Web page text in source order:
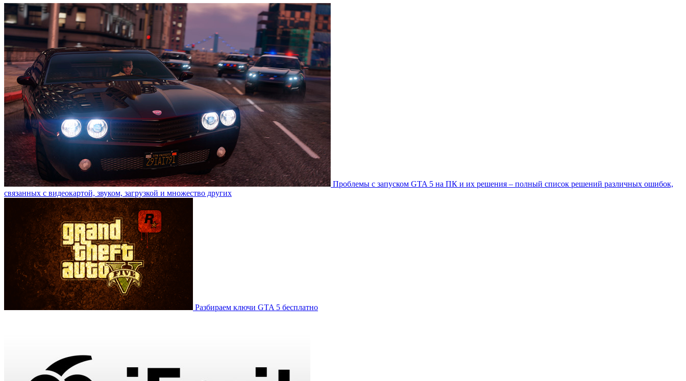
Проблемы с запуском GTA 5 на ПК и их решения – полный список решений различных ошибок,
связанных с видеокартой, звуком, загрузкой и множество других
Разбираем ключи GTA 5 бесплатно